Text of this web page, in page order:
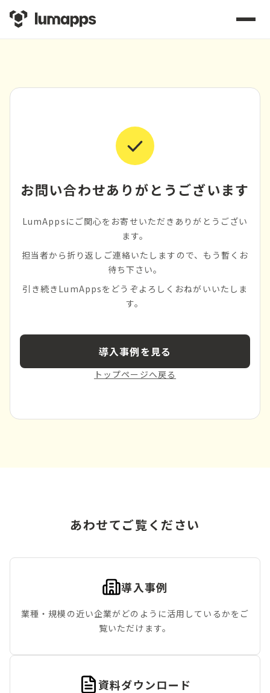
お問い合わせありがとうございます
LumAppsにご関心をお寄せいただきありがとうござい
ます。
担当者から折り返しご連絡いたしますので、もう暫くお
待ち下さい。
引き続きLumAppsをどうぞよろしくおねがいいたしま
す。
導入事例を見る
トップページへ戻る
あわせてご覧ください
導入事例
業種・規模の近い企業がどのように活用しているかをご
覧いただけます。
資料ダウンロード